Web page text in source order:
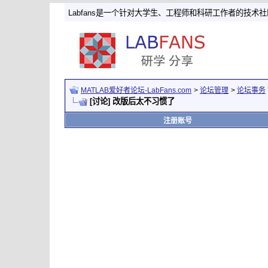
Labfans是一个针对大学生、工程师和科研工作者的技术社
MATLAB爱好者论坛-LabFans.com > 论坛管理 > 论坛事务
[讨论] 改版后太不习惯了
注册账号